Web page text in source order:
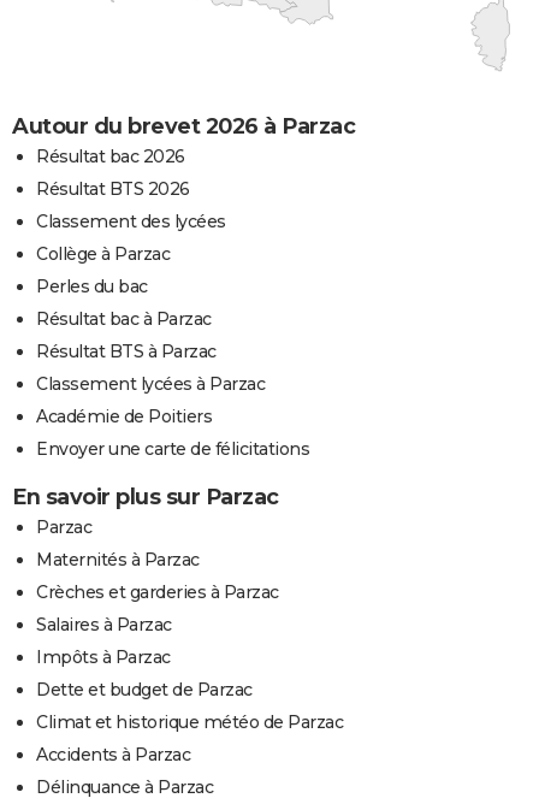
Autour du brevet 2026 à Parzac
Résultat bac 2026
Résultat BTS 2026
Classement des lycées
Collège à Parzac
Perles du bac
Résultat bac à Parzac
Résultat BTS à Parzac
Classement lycées à Parzac
Académie de Poitiers
Envoyer une carte de félicitations
En savoir plus sur Parzac
Parzac
Maternités à Parzac
Crèches et garderies à Parzac
Salaires à Parzac
Impôts à Parzac
Dette et budget de Parzac
Climat et historique météo de Parzac
Accidents à Parzac
Délinquance à Parzac